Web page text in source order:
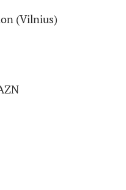
(Vilnius)